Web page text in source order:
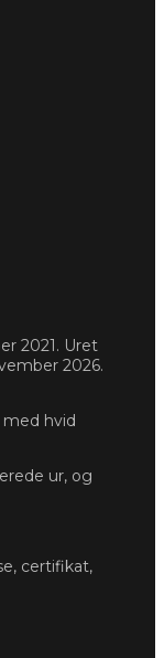
2021. Uret
2026.
hvid
ur, og
certifikat,